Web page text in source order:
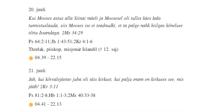
20. juuli
Kui Mooses astus alla Siinai mäelt ja Moosesel oli tulles käes kaks
tunnistuslauda, siis Mooses ise ei teadnudki, et ta palge nahk hiilgas kõneluse
tõttu Issandaga. 2Ms 34:29
Ps 64:2-11;Jh 1:43-51;2Kr 4:1-6
Thorlak, piiskop, misjonär Islandil († 12. saj)
04.39-22.15
21. juuli
Jah, kui kõrvalejäetav juba oli täis kirkust, kui palju enam on kirkuses see, mis
jääb! 2Kr 3:11
Ps 81:2-8;Hb 1:1-3;2Ms 40:33-38
04.41-22.13